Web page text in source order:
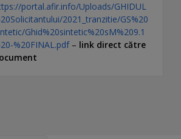
portal.afir.info/Uploads/GHIDUL
2021_tranzitie/GS%20
Ghid%20sintetic%20sM%209.1
%20FINAL.pdf– link direct către